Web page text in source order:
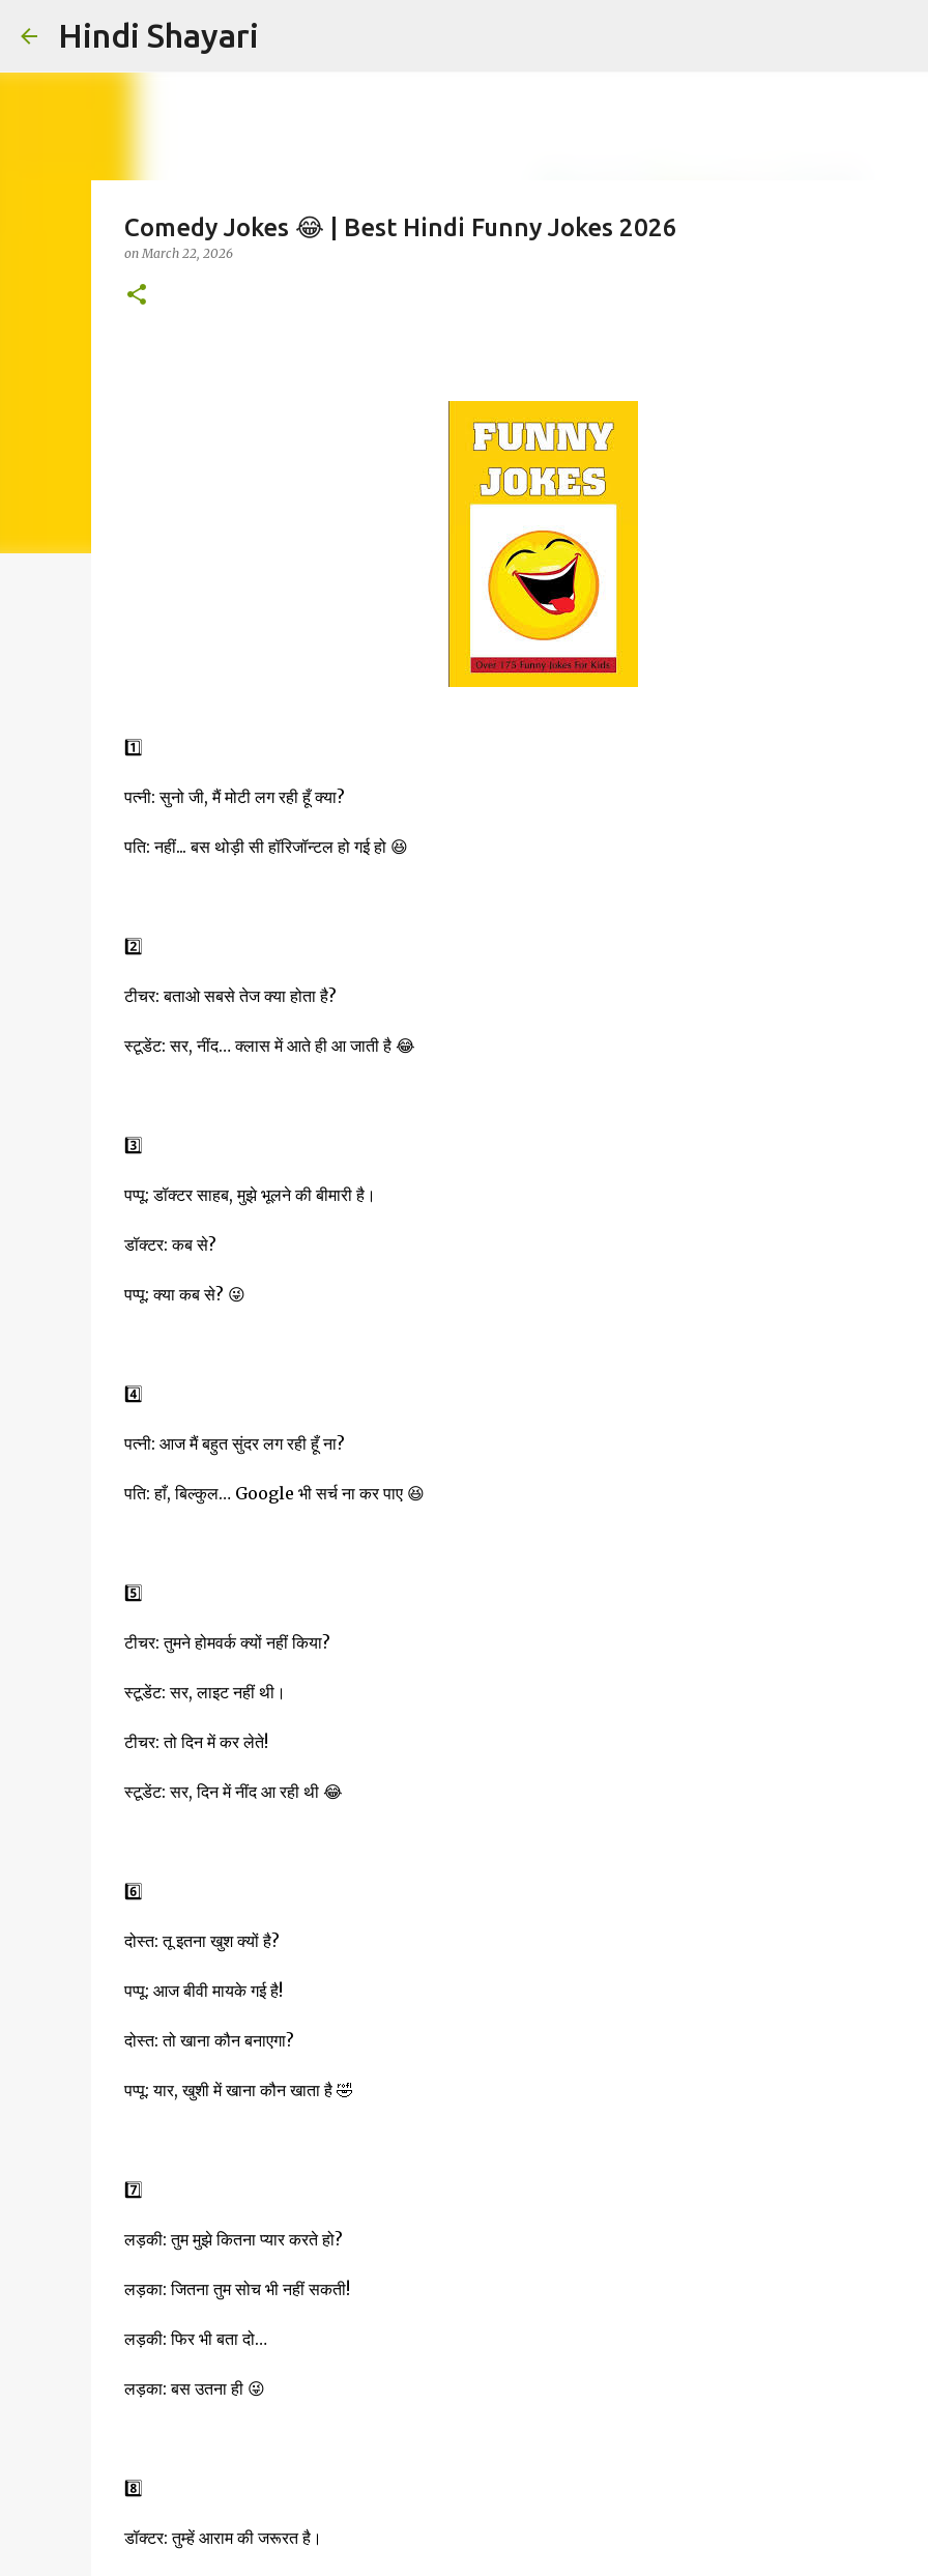
Hindi Shayari
Comedy Jokes 😂 | Best Hindi Funny Jokes 2026
onMarch 22, 2026
1️⃣
पत्नी: सुनो जी, मैं मोटी लग रही हूँ क्या?
पति: नहीं... बस थोड़ी सी हॉरिजॉन्टल हो गई हो 😆
2️⃣
टीचर: बताओ सबसे तेज क्या होता है?
स्टूडेंट: सर, नींद… क्लास में आते ही आ जाती है 😂
3️⃣
पप्पू: डॉक्टर साहब, मुझे भूलने की बीमारी है।
डॉक्टर: कब से?
पप्पू: क्या कब से? 😜
4️⃣
पत्नी: आज मैं बहुत सुंदर लग रही हूँ ना?
पति: हाँ, बिल्कुल… Google भी सर्च ना कर पाए 😆
5️⃣
टीचर: तुमने होमवर्क क्यों नहीं किया?
स्टूडेंट: सर, लाइट नहीं थी।
टीचर: तो दिन में कर लेते!
स्टूडेंट: सर, दिन में नींद आ रही थी 😂
6️⃣
दोस्त: तू इतना खुश क्यों है?
पप्पू: आज बीवी मायके गई है!
दोस्त: तो खाना कौन बनाएगा?
पप्पू: यार, खुशी में खाना कौन खाता है 🤣
7️⃣
लड़की: तुम मुझे कितना प्यार करते हो?
लड़का: जितना तुम सोच भी नहीं सकती!
लड़की: फिर भी बता दो…
लड़का: बस उतना ही 😜
8️⃣
डॉक्टर: तुम्हें आराम की जरूरत है।